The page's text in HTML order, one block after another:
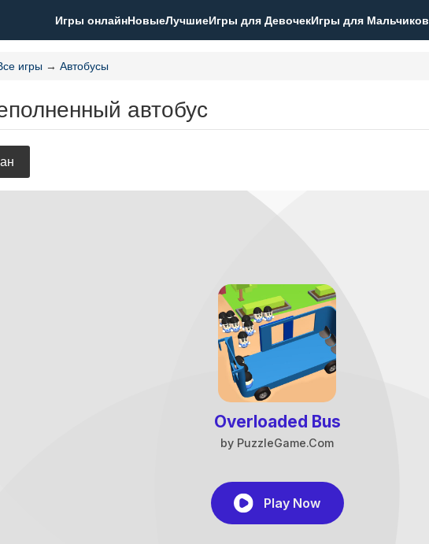
Игры онлайнНовыеЛучшиеИгры для ДевочекИгры для Мальчиков
игры → Автобусы
автобус